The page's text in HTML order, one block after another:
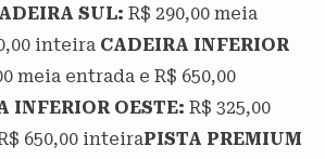
SUL: R$ 290,00 meia
inteira CADEIRA INFERIOR
meia entrada e R$ 650,00
INFERIOR OESTE: R$ 325,00
650,00 inteiraPISTA PREMIUM